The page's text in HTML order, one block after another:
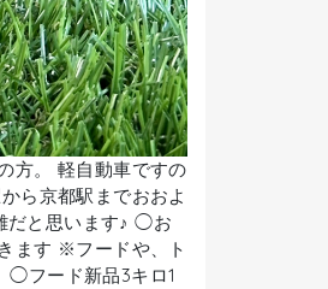
方。 軽自動車ですの
ら京都駅までおおよ
だと思います♪ ◯お
ます ※フードや、ト
◯フード新品3キロ1